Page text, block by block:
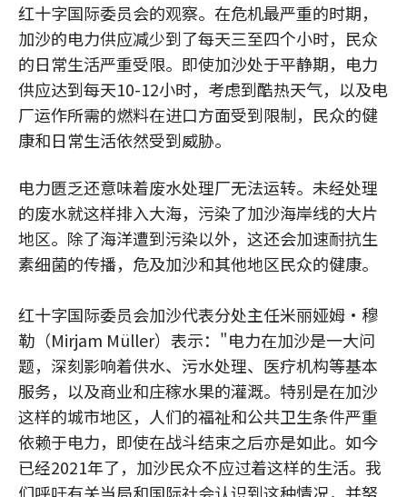
红十字国际委员会的观察。在危机最严重的时期，
加沙的电力供应减少到了每天三至四个小时，民众
的日常生活严重受限。即使加沙处于平静期，电力
供应达到每天10-12小时，考虑到酷热天气，以及电
厂运作所需的燃料在进口方面受到限制，民众的健
康和日常生活依然受到威胁。
电力匮乏还意味着废水处理厂无法运转。未经处理
的废水就这样排入大海，污染了加沙海岸线的大片
地区。除了海洋遭到污染以外，这还会加速耐抗生
素细菌的传播，危及加沙和其他地区民众的健康。
红十字国际委员会加沙代表分处主任米丽娅姆·穆
勒（Mirjam Müller）表示："电力在加沙是一大问
题，深刻影响着供水、污水处理、医疗机构等基本
服务，以及商业和庄稼水果的灌溉。特别是在加沙
这样的城市地区，人们的福祉和公共卫生条件严重
依赖于电力，即使在战斗结束之后亦是如此。如今
已经2021年了，加沙民众不应过着这样的生活。我